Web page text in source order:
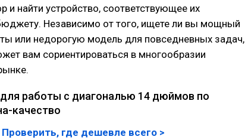
и найти устройство, соответствующее их
Независимо от того, ищете ли вы мощный
или недорогую модель для повседневных задач,
вам сориентироваться в многообразии
работы с диагональю 14 дюймов по
качество
Проверить, где дешевле всего >